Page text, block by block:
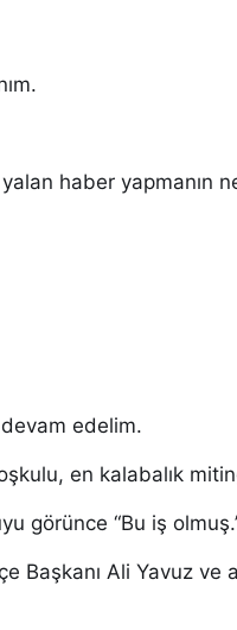
haber yapmanın
edelim.
en kalabalık
görünce “Bu iş
Başkanı Ali Yavuz ve